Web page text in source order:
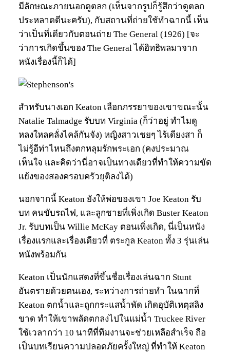
มีลักษณะภายนอกดูตลก (เห็นจากรูปก็รู้สึกว่าดูตลก
ประหลาดดีนะครับ), กับสถานที่ถ่ายใช้ทำฉากนี้ เห็น
ว่าเป็นที่เดียวกับตอนถ่าย The General (1926) [จะ
ว่าการเกิดขึ้นของ The General ได้อิทธิพลมาจาก
หนังเรื่องนี้ก็ได้]
สำหรับนางเอก Keaton เลือกภรรยาของเขาขณะนั้น
Natalie Talmadge รับบท Virginia (ก็ว่าอยู่ ทำไมดู
หลงใหลคลั่งไคล้กันจัง) หญิงสาวเชยๆ ไร้เดียงสา ก็
ไม่รู้อีท่าไหนถึงตกหลุมรักพระเอก (คงประมาณ
เห็นใจ และคิดว่านี่อาจเป็นทางเดียวที่ทำให้ความขัด
แย้งของสองครอบครัวยุติลงได้)
นอกจากนี้ Keaton ยังให้พ่อของเขา Joe Keaton รับ
บท คนขับรถไฟ, และลูกชายที่เพิ่งเกิด Buster Keaton
Jr. รับบทเป็น Willie McKay ตอนเพิ่งเกิด, นี่เป็นหนัง
เรื่องแรกและเรื่องเดียวที่ ตระกูล Keaton ทั้ง 3 รุ่นเล่น
หนังพร้อมกัน
Keaton เป็นนักแสดงที่ขึ้นชื่อเรื่องเล่นฉาก Stunt
อันตรายด้วยตนเอง, ระหว่างการถ่ายทำ ในฉากที่
Keaton ตกน้ำและถูกกระแสน้ำพัด เกิดอุบัติเหตุสลิง
ขาด ทำให้เขาพลัดตกลงไปในแม่น้ำ Truckee River
ใช้เวลากว่า 10 นาทีที่ทีมงานจะช่วยเหลือสำเร็จ ถือ
เป็นบทเรียนความปลอดภัยครั้งใหญ่ ที่ทำให้ Keaton